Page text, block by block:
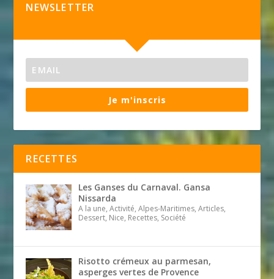
NEWSLETTER
Je m'inscris
RECETTES
Les Ganses du Carnaval. Gansa
Nissarda
A la une, Activité, Alpes-Maritimes, Articles,
Dessert, Nice, Recettes, Société
Risotto crémeux au parmesan,
asperges vertes de Provence